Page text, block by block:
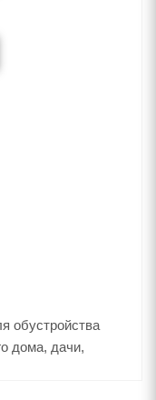
обустройства
дома, дачи,